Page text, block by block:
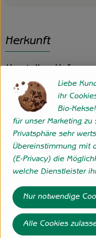
Herkunft
27798 Hude eigener
zur Webseite
Folge uns
Externer Link zu
Externer
Hofgemeinschaft
Hauptmoorweg 3
27798 Hude
04484-599
Liebe
ihr
Bio-
für unser Marketing
Privatsphäre sehr
Übereinstimmung mit
(E-Privacy) die
welche Dienstleister
Nur notwendige
Alle Cookies